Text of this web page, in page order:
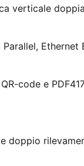
verticale
Ethernet
code e
doppio